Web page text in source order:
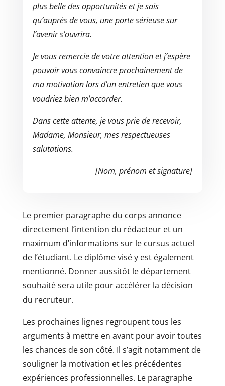
plus belle des opportunités et je sais
qu’auprès de vous, une porte sérieuse sur
l’avenir s’ouvrira.
Je vous remercie de votre attention et j’espère
pouvoir vous convaincre prochainement de
ma motivation lors d’un entretien que vous
voudriez bien m’accorder.
Dans cette attente, je vous prie de recevoir,
Madame, Monsieur, mes respectueuses
salutations.
[Nom, prénom et signature]
Le premier paragraphe du corps annonce
directement l’intention du rédacteur et un
maximum d’informations sur le cursus actuel
de l’étudiant. Le diplôme visé y est également
mentionné. Donner aussitôt le département
souhaité sera utile pour accélérer la décision
du recruteur.
Les prochaines lignes regroupent tous les
arguments à mettre en avant pour avoir toutes
les chances de son côté. Il s’agit notamment de
souligner la motivation et les précédentes
expériences professionnelles. Le paragraphe